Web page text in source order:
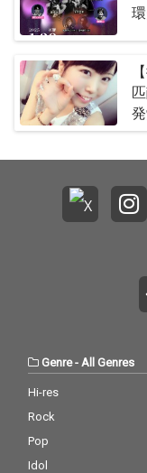
Genre- All Genres
Hi-res
Rock
Pop
Idol